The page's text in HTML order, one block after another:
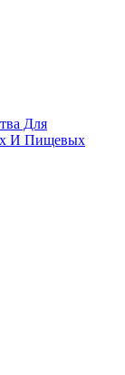
Для
И Пищевых